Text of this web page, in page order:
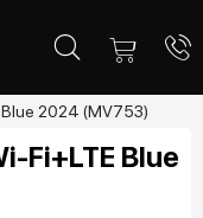
Blue 2024 (MV753)
Fi+LTE Blue